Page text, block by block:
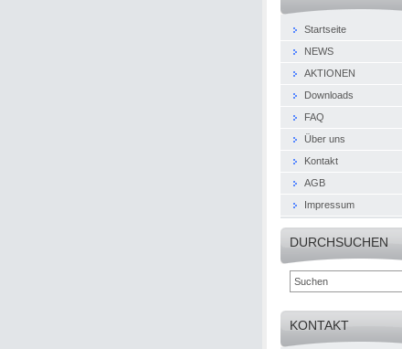
Startseite
NEWS
AKTIONEN
Downloads
FAQ
Über uns
Kontakt
AGB
Impressum
DURCHSUCHEN
KONTAKT